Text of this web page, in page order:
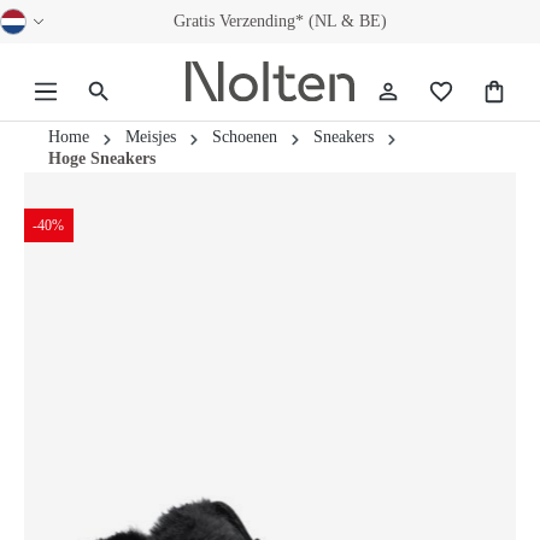
Gratis Verzending* (NL & BE)
Home Meisjes Schoenen
Sneakers
Hoge Sneakers
-40%